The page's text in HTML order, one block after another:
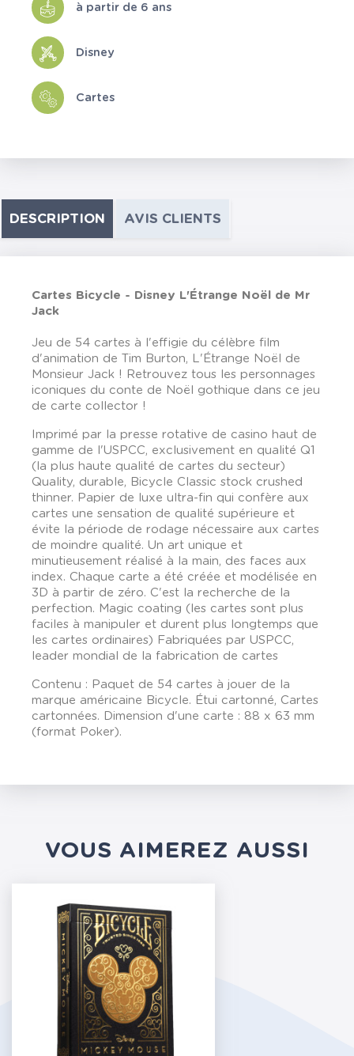
à partir de 6 ans
Disney
Cartes
DESCRIPTION AVIS CLIENTS
Cartes Bicycle - Disney L'Étrange Noël de Mr
Jack
Jeu de 54 cartes à l'effigie du célèbre film
d'animation de Tim Burton, L'Étrange Noël de
Monsieur Jack ! Retrouvez tous les personnages
iconiques du conte de Noël gothique dans ce jeu
de carte collector !
Imprimé par la presse rotative de casino haut de
gamme de l'USPCC, exclusivement en qualité Q1
(la plus haute qualité de cartes du secteur)
Quality, durable, Bicycle Classic stock crushed
thinner. Papier de luxe ultra-fin qui confère aux
cartes une sensation de qualité supérieure et
évite la période de rodage nécessaire aux cartes
de moindre qualité. Un art unique et
minutieusement réalisé à la main, des faces aux
index. Chaque carte a été créée et modélisée en
3D à partir de zéro. C'est la recherche de la
perfection. Magic coating (les cartes sont plus
faciles à manipuler et durent plus longtemps que
les cartes ordinaires) Fabriquées par USPCC,
leader mondial de la fabrication de cartes
Contenu : Paquet de 54 cartes à jouer de la
marque américaine Bicycle. Étui cartonné, Cartes
cartonnées. Dimension d'une carte : 88 x 63 mm
(format Poker).
VOUS AIMEREZ AUSSI